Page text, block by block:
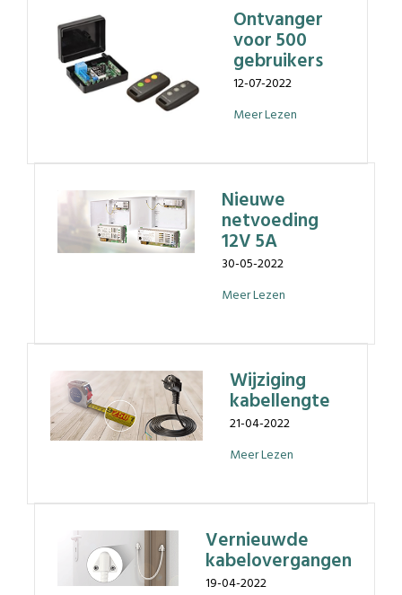
Ontvanger
voor 500
gebruikers
12-07-2022
Meer Lezen
Nieuwe
netvoeding
12V 5A
30-05-2022
Meer Lezen
Wijziging
kabellengte
21-04-2022
Meer Lezen
Vernieuwde
kabelovergangen
19-04-2022